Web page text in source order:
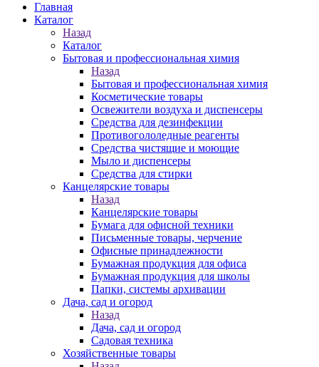
Главная
Каталог
Назад
Каталог
Бытовая и профессиональная химия
Назад
Бытовая и профессиональная химия
Косметические товары
Освежители воздуха и диспенсеры
Средства для дезинфекции
Противогололедные реагенты
Средства чистящие и моющие
Мыло и диспенсеры
Средства для стирки
Канцелярские товары
Назад
Канцелярские товары
Бумага для офисной техники
Письменные товары, черчение
Офисные принадлежности
Бумажная продукция для офиса
Бумажная продукция для школы
Папки, системы архивации
Дача, сад и огород
Назад
Дача, сад и огород
Садовая техника
Хозяйственные товары